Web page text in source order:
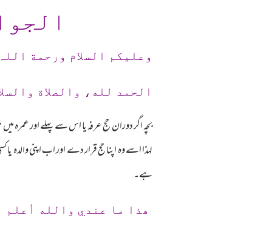
وعلیکم السلام ورحمة
الحمد لله، والصلاة
بچہ اگر دوران حج عرفہ یا اس سے پہلے اور عمرہ
لہذا اسے وہ اپنا حج قرار دے اور اب اپنی
ہے۔
ھذا ما عندي والله أعلم